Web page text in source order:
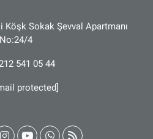
Köşk Sokak Şevval Apartmanı
No:24/4
541 05 44
protected]